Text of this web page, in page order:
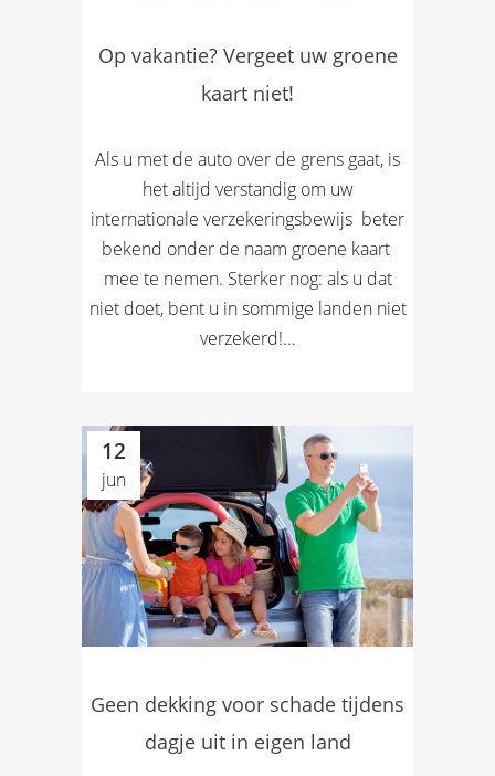
Op vakantie? Vergeet uw groene
kaart niet!
Als u met de auto over de grens gaat, is
het altijd verstandig om uw
internationale verzekeringsbewijs  beter
bekend onder de naam groene kaart 
mee te nemen. Sterker nog: als u dat
niet doet, bent u in sommige landen niet
verzekerd!...
12
jun
Geen dekking voor schade tijdens
dagje uit in eigen land